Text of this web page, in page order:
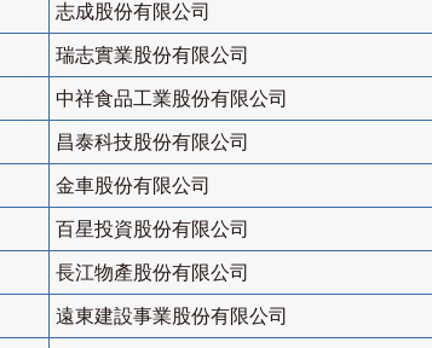
志成股份有限公司
瑞志實業股份有限公司
中祥食品工業股份有限公司
昌泰科技股份有限公司
金車股份有限公司
百星投資股份有限公司
長江物產股份有限公司
遠東建設事業股份有限公司